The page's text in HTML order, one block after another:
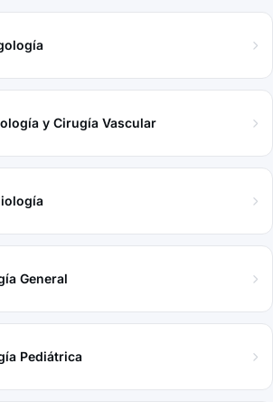
y Cirugía Vascular
General
Pediátrica